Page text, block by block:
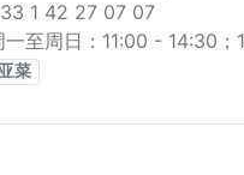
1 42 27 07 07
一至周日：11:00 - 14:30
菜